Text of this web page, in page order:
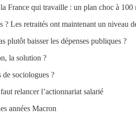
France qui travaille : un plan choc à
? Les retraités ont maintenant un niveau
plutôt baisser les dépenses publiques ?
la solution ?
de sociologues ?
relancer l’actionnariat salarié
années Macron